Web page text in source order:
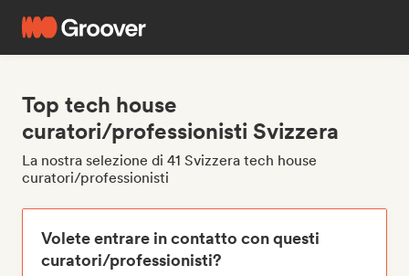
Top tech house
curatori/professionisti Svizzera
La nostra selezione di 41 Svizzera tech house
curatori/professionisti
Volete entrare in contatto con questi
curatori/professionisti?